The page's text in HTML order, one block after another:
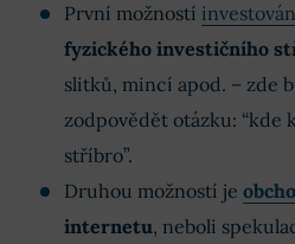
První možností
fyzického investičního
slitků, mincí apod. – zde
zodpovědět otázku:
stříbro”.
Druhou možností je
internetu, neboli